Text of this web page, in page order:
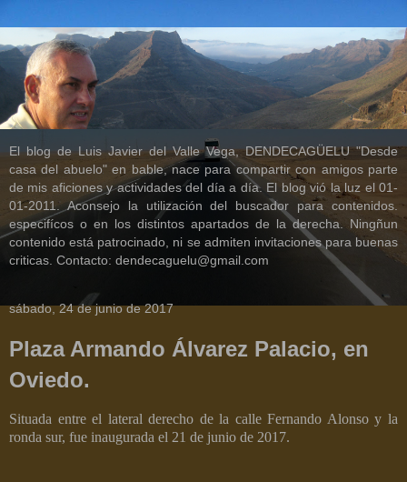
El blog de Luis Javier del Valle Vega, DENDECAGÜELU "Desde
casa del abuelo" en bable, nace para compartir con amigos parte
de mis aficiones y actividades del día a día. El blog vió la luz el 01-
01-2011. Aconsejo la utilización del buscador para contenidos.
especifícos o en los distintos apartados de la derecha. Ningñun
contenido está patrocinado, ni se admiten invitaciones para buenas
criticas. Contacto: dendecaguelu@gmail.com
sábado, 24 de junio de 2017
Plaza Armando Álvarez Palacio, en
Oviedo.
Situada entre el lateral derecho de la calle Fernando Alonso y la
ronda sur, fue inaugurada el 21 de junio de 2017.